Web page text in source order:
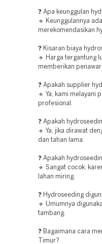
❓ Apa keunggulan
🔹 Keunggulannya
merekomendasikan
❓ Kisaran biaya
🔹 Harga tergantung
memberikan
❓ Apakah supplier
🔹 Ya, kami melayani
profesional.
❓ Apakah
🔹 Ya, jika dirawat
dan tahan lama.
❓ Apakah
🔹 Sangat cocok,
lahan miring.
❓ Hydroseeding
🔹 Umumnya
tambang.
❓ Bagaimana cara
Timur?